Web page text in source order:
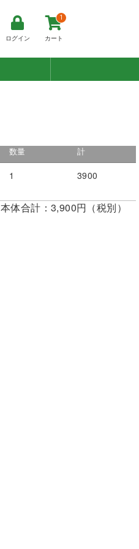
ログイン カート
1
数量 計
1 3900
本体合計：3,900円（税別）